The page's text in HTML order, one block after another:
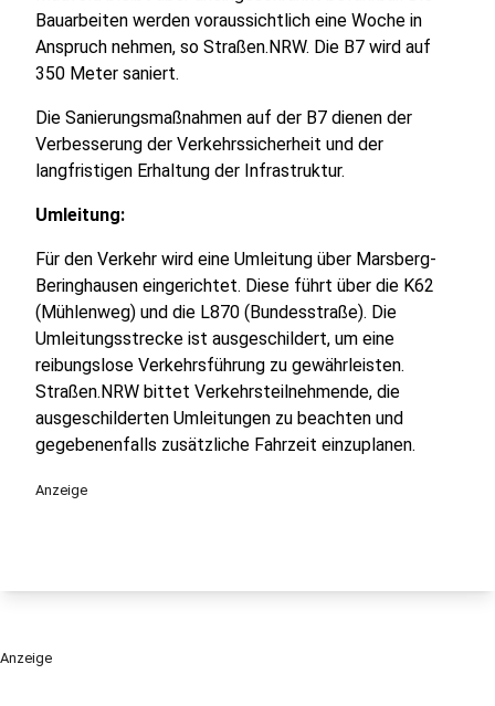
Bauarbeiten werden voraussichtlich eine Woche in
Anspruch nehmen, so Straßen.NRW. Die B7 wird auf
350 Meter saniert.
Die Sanierungsmaßnahmen auf der B7 dienen der
Verbesserung der Verkehrssicherheit und der
langfristigen Erhaltung der Infrastruktur.
Umleitung:
Für den Verkehr wird eine Umleitung über Marsberg-
Beringhausen eingerichtet. Diese führt über die K62
(Mühlenweg) und die L870 (Bundesstraße). Die
Umleitungsstrecke ist ausgeschildert, um eine
reibungslose Verkehrsführung zu gewährleisten.
Straßen.NRW bittet Verkehrsteilnehmende, die
ausgeschilderten Umleitungen zu beachten und
gegebenenfalls zusätzliche Fahrzeit einzuplanen.
Anzeige
Anzeige